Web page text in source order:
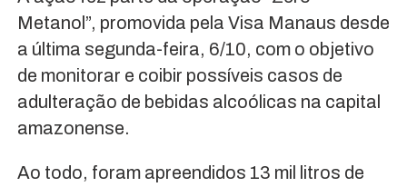
Metanol”, promovida pela Visa Manaus desde
a última segunda-feira, 6/10, com o objetivo
de monitorar e coibir possíveis casos de
adulteração de bebidas alcoólicas na capital
amazonense.
Ao todo, foram apreendidos 13 mil litros de